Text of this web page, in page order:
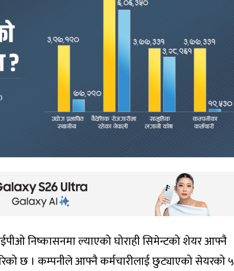
निष्कासनमा ल्याएको घोराही सिमेन्टको शेयर आफ्नै
छ । कम्पनीले आफ्नै कर्मचारीलाई छुट्याएको सेयरको ५